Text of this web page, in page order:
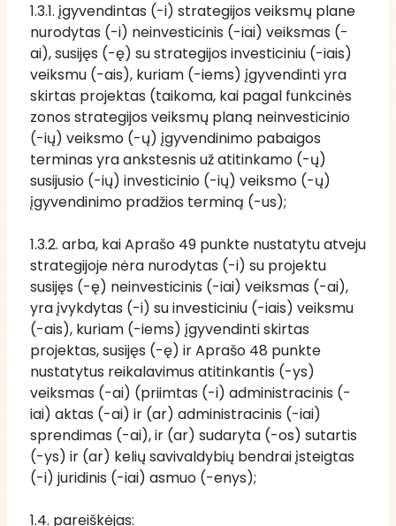
1.3.1. įgyvendintas (-i) strategijos veiksmų plane
nurodytas (-i) neinvesticinis (-iai) veiksmas (-
ai), susijęs (-ę) su strategijos investiciniu (-iais)
veiksmu (-ais), kuriam (-iems) įgyvendinti yra
skirtas projektas (taikoma, kai pagal funkcinės
zonos strategijos veiksmų planą neinvesticinio
(-ių) veiksmo (-ų) įgyvendinimo pabaigos
terminas yra ankstesnis už atitinkamo (-ų)
susijusio (-ių) investicinio (-ių) veiksmo (-ų)
įgyvendinimo pradžios terminą (-us);
1.3.2. arba, kai Aprašo 49 punkte nustatytu atveju
strategijoje nėra nurodytas (-i) su projektu
susijęs (-ę) neinvesticinis (-iai) veiksmas (-ai),
yra įvykdytas (-i) su investiciniu (-iais) veiksmu
(-ais), kuriam (-iems) įgyvendinti skirtas
projektas, susijęs (-ę) ir Aprašo 48 punkte
nustatytus reikalavimus atitinkantis (-ys)
veiksmas (-ai) (priimtas (-i) administracinis (-
iai) aktas (-ai) ir (ar) administracinis (-iai)
sprendimas (-ai), ir (ar) sudaryta (-os) sutartis
(-ys) ir (ar) kelių savivaldybių bendrai įsteigtas
(-i) juridinis (-iai) asmuo (-enys);
1.4. pareiškėjas: